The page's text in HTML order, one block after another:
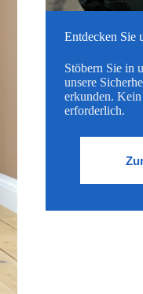
Entdecken Sie
Stöbern Sie in
unsere
erkunden.
erforderlich.